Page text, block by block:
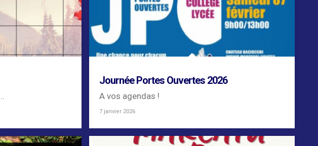
Journée Portes Ouvertes 2026
A vos agendas !
7 janvier 2026